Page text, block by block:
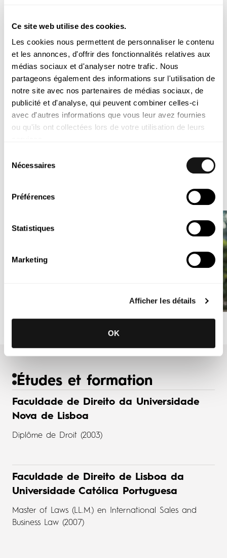
Ce site web utilise des cookies.
Les cookies nous permettent de personnaliser le contenu
et les annonces, d'offrir des fonctionnalités relatives aux
médias sociaux et d'analyser notre trafic. Nous
partageons également des informations sur l'utilisation de
notre site avec nos partenaires de médias sociaux, de
publicité et d'analyse, qui peuvent combiner celles-ci
avec d'autres informations que vous leur avez fournies
ou qu'ils ont collectées lors de votre utilisation de leurs
Nécessaires
Préférences
Statistiques
Marketing
Afficher les détails
OK
Conseil aux autorités de transports pour la contractualisation de
services de transport en commun de voyageurs par route ;
gouvernement portugais en tant qu'adjoint d'un membre du
gouvernement ;
travaux publics maritimes et portuaires, de la gestion des
zones domaniales et de la relation avec les parties prenantes
et de sujets sur la réglementation économique en tant que
membre du conseil de direction d'un institut public.
Études et formation
Faculdade de Direito da Universidade
Nova de Lisboa
Diplôme de Droit (2003)
Faculdade de Direito de Lisboa da
Universidade Católica Portuguesa
Master of Laws (LL.M.) en International Sales and
Business Law (2007)